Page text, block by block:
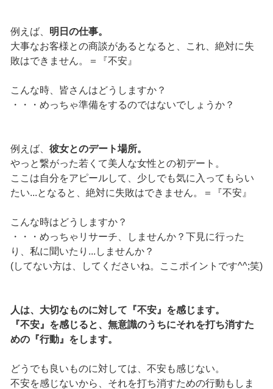
例えば、 明日の仕事。
大事なお客様との商談があるとなると、これ、絶対に失
敗はできません。＝『不安』
こんな時、皆さんはどうしますか？
・・・めっちゃ準備をするのではないでしょうか？
例えば、 彼女とのデート場所。
やっと繋がった若くて美人な女性との初デート。
ここは自分をアピールして、少しでも気に入ってもらい
たい...となると、絶対に失敗はできません。＝『不安』
こんな時はどうしますか？
・・・めっちゃリサーチ、しませんか？下見に行った
り、私に聞いたり...しませんか？
(してない方は、してくださいね。ここポイントです^^;笑)
人は、大切なものに対して『不安』を感じます。
『不安』を感じると、無意識のうちにそれを打ち消すた
めの『行動』をします。
どうでも良いものに対しては、不安も感じない。
不安を感じないから、それを打ち消すための行動もしま